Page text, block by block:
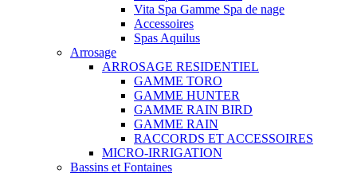
Vita Spa Gamme Spa de nage
Accessoires
Spas Aquilus
Arrosage
ARROSAGE RESIDENTIEL
GAMME TORO
GAMME HUNTER
GAMME RAIN BIRD
GAMME RAIN
RACCORDS ET ACCESSOIRES
MICRO-IRRIGATION
Bassins et Fontaines